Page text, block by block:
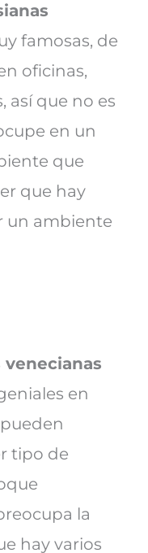
famosas, de
oficinas,
así que no es
en un
que
que hay
un ambiente
venecianas
en
tipo de
la
hay varios